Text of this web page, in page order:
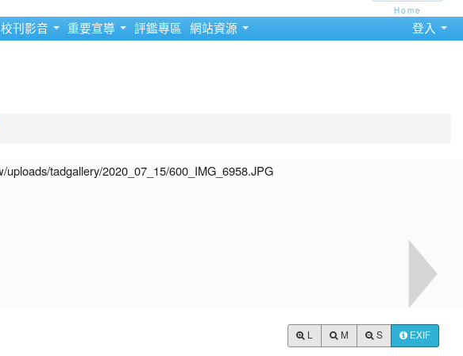
校刊影音 重要宣導 評鑑專區 網站資源 登入
M S EXIF
Home